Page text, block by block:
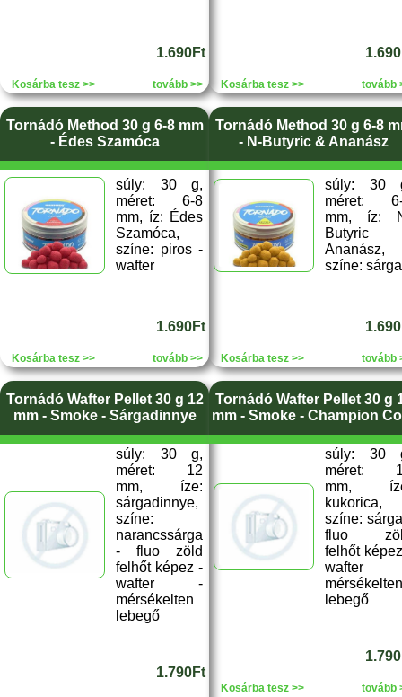
1.690Ft
Kosárba tesz >> tovább >> Kosárba tesz >> tovább
Tornádó Method 30 g 6-8 mm
- Édes Szamóca
súly: 30 g,
méret: 6-8
mm, íz: Édes
Szamóca,
színe: piros -
wafter
1.690Ft
Kosárba tesz >> tovább >>
Tornádó Method 30 g 6-8
- N-Butyric & Ananász
súly: 30
méret:
mm, íz:
Butyric
Ananász,
színe: sárga
Kosárba tesz >> tovább
Tornádó Wafter Pellet 30 g 12
mm - Smoke - Sárgadinnye
súly: 30 g,
méret: 12
mm, íze:
sárgadinnye,
színe:
narancssárga
- fluo zöld
felhőt képez -
wafter -
mérsékelten
lebegő
1.790Ft
Tornádó Wafter Pellet 30 g
mm - Smoke - Champion
súly: 30
méret:
mm,
kukorica,
színe:
fluo
felhőt
wafter
mérsékelten
lebegő
Kosárba tesz >> tovább